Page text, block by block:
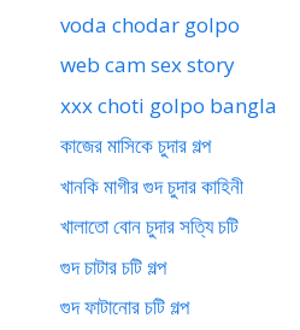
voda chodar golpo
web cam sex story
xxx choti golpo bangla
কাজের মাসিকে চুদার গল্প
খানকি মাগীর গুদ চুদার কাহিনী
খালাতো বোন চুদার সত্যি চটি
গুদ চাটার চটি গল্প
গুদ ফাটানোর চটি গল্প